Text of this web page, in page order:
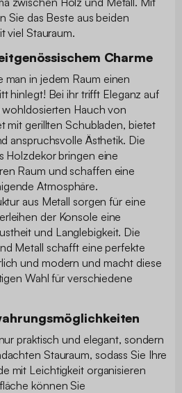
Sie das Beste aus beiden
viel Stauraum.
Charme
man in jedem Raum einen
hinlegt! Bei ihr trifft Eleganz auf
Hauch von
mit gerillten Schubladen, bietet
anspruchsvolle Ästhetik. Die
Holzdekor bringen eine
Raum und schaffen eine
Atmosphäre.
aus Metall sorgen für eine
der Konsole eine
und Langlebigkeit. Die
Metall schafft eine perfekte
und modern und macht diese
Wahl für verschiedene
praktisch und elegant, sondern
Stauraum, sodass Sie Ihre
mit Leichtigkeit organisieren
können Sie